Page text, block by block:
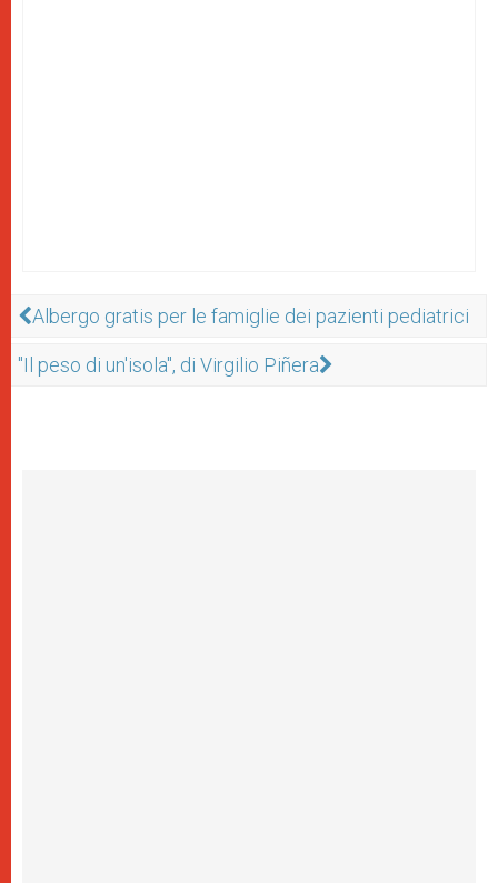
Albergo gratis per le famiglie dei pazienti pediatrici
"Il peso di un'isola", di Virgilio Piñera